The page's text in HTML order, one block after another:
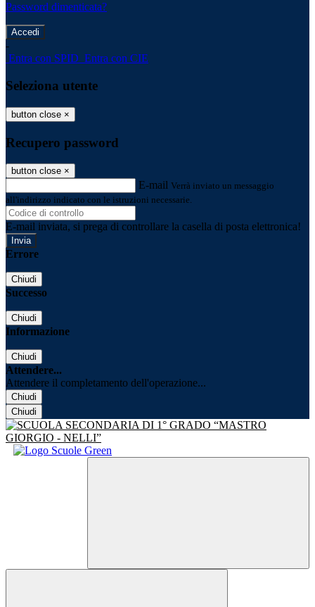
Password dimenticata?
-
Entra con SPID Entra con CIE
Seleziona utente
button close ×
Recupero password
button close ×
E-mail Verrà inviato un messaggio
all'indirizzo indicato con le istruzioni necessarie.
E-mail inviata, si prega di controllare la casella di posta elettronica!
Errore
Chiudi
Successo
Chiudi
Informazione
Chiudi
Attendere...
Attendere il completamento dell'operazione...
Chiudi
Chiudi